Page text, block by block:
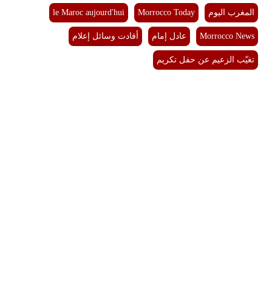
المغرب اليوم Morrocco Today
le Maroc aujourd'hui
Morrocco News عادل إمام أفادت وسائل إعلام
تغيّب الزعيم عن حفل تكريم